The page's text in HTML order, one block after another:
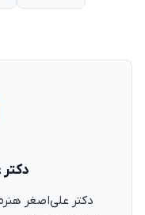
دکتر علی‌اصغر